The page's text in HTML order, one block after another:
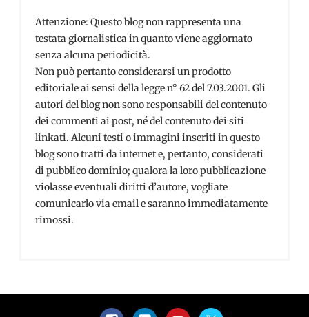
Attenzione: Questo blog non rappresenta una
testata giornalistica in quanto viene aggiornato
senza alcuna periodicità.
Non può pertanto considerarsi un prodotto
editoriale ai sensi della legge n° 62 del 7.03.2001. Gli
autori del blog non sono responsabili del contenuto
dei commenti ai post, né del contenuto dei siti
linkati. Alcuni testi o immagini inseriti in questo
blog sono tratti da internet e, pertanto, considerati
di pubblico dominio; qualora la loro pubblicazione
violasse eventuali diritti d’autore, vogliate
comunicarlo via email e saranno immediatamente
rimossi.